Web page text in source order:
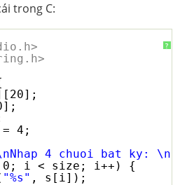
trong C:
?
4;
4 chuoi bat ky: \n"
i < size; i++) {
"%s" , s[i]);